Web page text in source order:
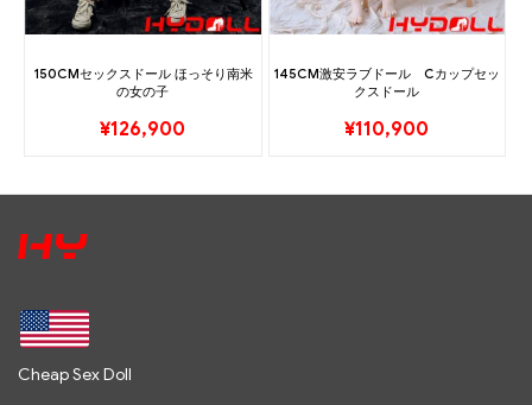
150CMセックスドール ほっそり南米
の女の子
¥126,900
145CM激安ラブドール Cカップセッ
クスドール
¥110,900
Cheap Sex Doll